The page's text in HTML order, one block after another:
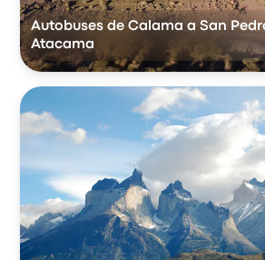
Autobuses de Calama a San
Atacama